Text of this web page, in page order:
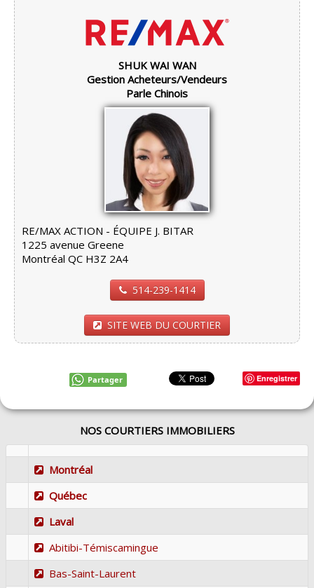
SHUK WAI WAN
Gestion Acheteurs/Vendeurs
Parle Chinois
RE/MAX ACTION - ÉQUIPE J. BITAR
1225 avenue Greene
Montréal QC H3Z 2A4
514-239-1414
SITE WEB DU COURTIER
Enregistrer
Partager
NOS COURTIERS IMMOBILIERS
Montréal
Québec
Laval
Abitibi-Témiscamingue
Bas-Saint-Laurent